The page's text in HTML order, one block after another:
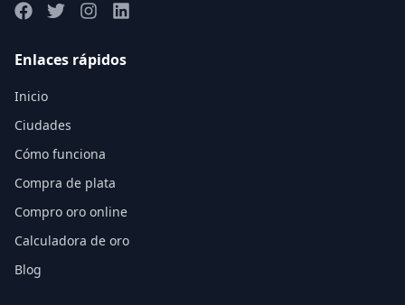
Enlaces rápidos
Inicio
Ciudades
Cómo funciona
Compra de plata
Compro oro online
Calculadora de oro
Blog